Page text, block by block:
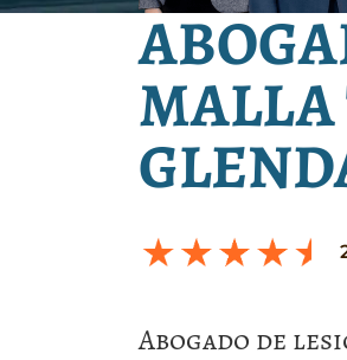
Abogado de